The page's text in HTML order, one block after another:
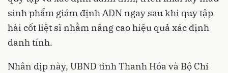
sinh phẩm giám định ADN ngay sau khi quy tập
hài cốt liệt sĩ nhằm nâng cao hiệu quả xác định
danh tính.
Nhân dịp này, UBND tỉnh Thanh Hóa và Bộ Chỉ